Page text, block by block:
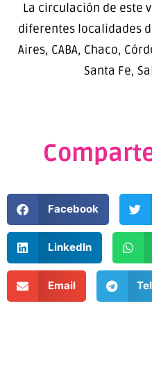
La circulación de este
diferentes localidades
Aires, CABA, Chaco,
Santa Fe,
Facebook
LinkedIn
Email